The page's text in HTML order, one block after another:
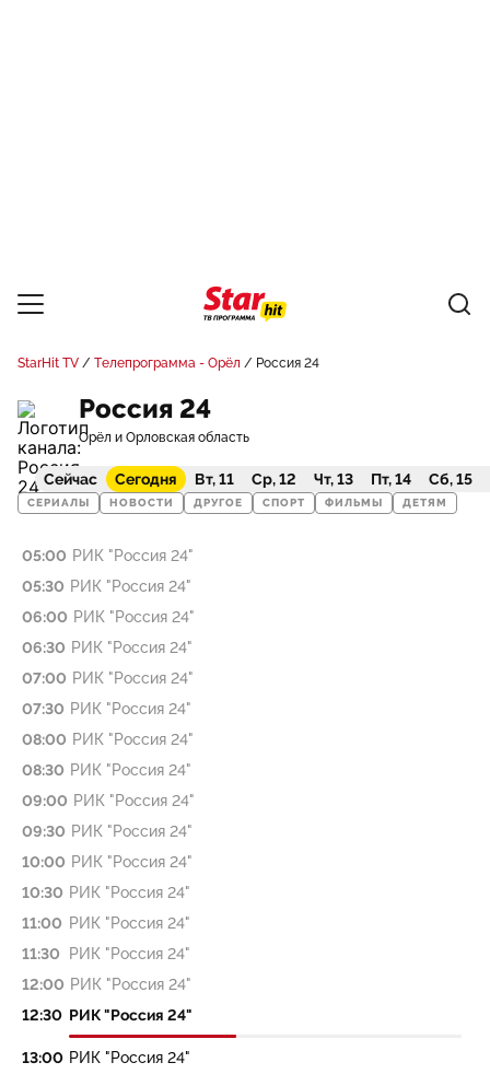
StarHit TV Телепрограмма - Орёл Россия 24
Россия 24
Орёл и Орловская область
Сейчас Сегодня Вт, 11 Ср, 12 Чт, 13 Пт, 14 Сб, 15
СЕРИАЛЫ НОВОСТИ ДРУГОЕ СПОРТ ФИЛЬМЫ ДЕТЯМ
05:00 РИК "Россия 24"
05:30 РИК "Россия 24"
06:00 РИК "Россия 24"
06:30 РИК "Россия 24"
07:00 РИК "Россия 24"
07:30 РИК "Россия 24"
08:00 РИК "Россия 24"
08:30 РИК "Россия 24"
09:00 РИК "Россия 24"
09:30 РИК "Россия 24"
10:00 РИК "Россия 24"
10:30 РИК "Россия 24"
11:00 РИК "Россия 24"
11:30
РИК "Россия 24"
12:00 РИК "Россия 24"
12:30 РИК "Россия 24"
13:00 РИК "Россия 24"